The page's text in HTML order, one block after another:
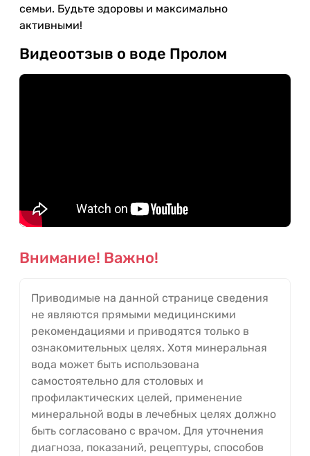
семьи. Будьте здоровы и максимально
активными!
Видеоотзыв о воде Пролом
Внимание! Важно!
Приводимые на данной странице сведения
не являются прямыми медицинскими
рекомендациями и приводятся только в
ознакомительных целях. Хотя минеральная
вода может быть использована
самостоятельно для столовых и
профилактических целей, применение
минеральной воды в лечебных целях должно
быть согласовано с врачом. Для уточнения
диагноза, показаний, рецептуры, способов